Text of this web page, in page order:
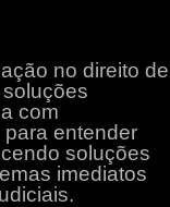
no direito de
com
entender
soluções
imediatos